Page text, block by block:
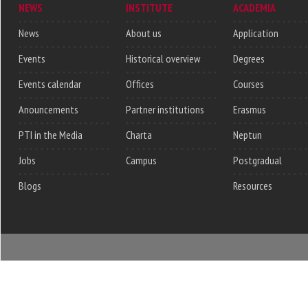
NEWS
News
Events
Events calendar
Anouncements
PTI in the Media
Jobs
Blogs
INSTITUTE
About us
Historical overview
Offices
Partner institutions
Charta
Campus
ACADEMIA
Application
Degrees
Courses
Erasmus
Neptun
Postgradual
Resources